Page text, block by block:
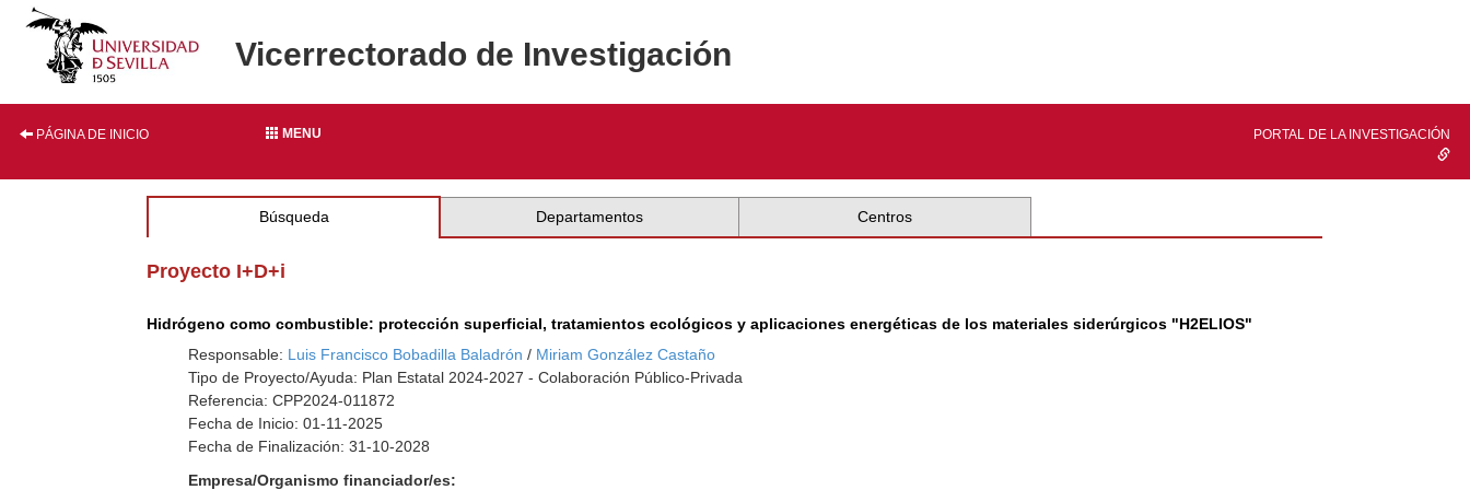
Vicerrectorado de Investigación
PÁGINA DE INICIO MENU PORTAL DE LA INVESTIGACIÓN
Búsqueda Departamentos Centros
Proyecto I+D+i
Hidrógeno como combustible: protección superficial, tratamientos ecológicos y aplicaciones energéticas de los materiales siderúrgicos "H2ELIOS"
Responsable: Luis Francisco Bobadilla Baladrón / Miriam González Castaño
Tipo de Proyecto/Ayuda: Plan Estatal 2024-2027 - Colaboración Público-Privada
Referencia: CPP2024-011872
Fecha de Inicio: 01-11-2025
Fecha de Finalización: 31-10-2028
Empresa/Organismo financiador/es: